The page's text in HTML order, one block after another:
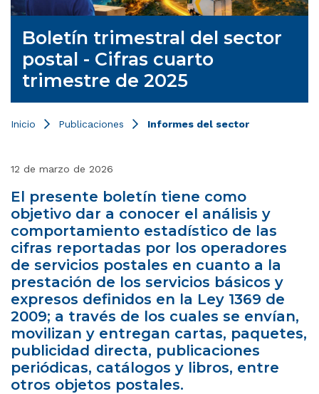
Boletín trimestral del sector
postal - Cifras cuarto
trimestre de 2025
Inicio Publicaciones Informes del sector
12 de marzo de 2026
El presente boletín tiene como
objetivo dar a conocer el análisis y
comportamiento estadístico de las
cifras reportadas por los operadores
de servicios postales en cuanto a la
prestación de los servicios básicos y
expresos definidos en la Ley 1369 de
2009; a través de los cuales se envían,
movilizan y entregan cartas, paquetes,
publicidad directa, publicaciones
periódicas, catálogos y libros, entre
otros objetos postales.